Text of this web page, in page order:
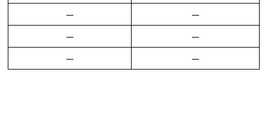
–
–
–
–
–
–